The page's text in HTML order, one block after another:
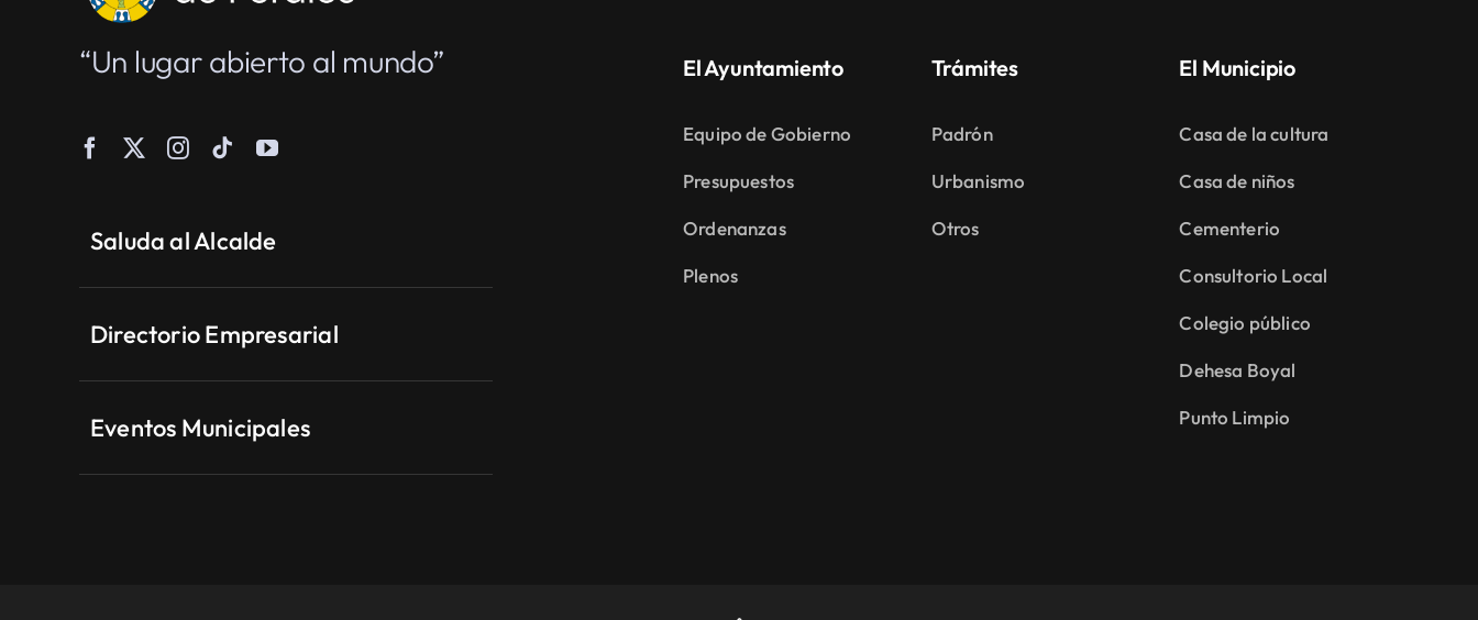
“Un lugar abierto al mundo”
Saluda al Alcalde
Directorio Empresarial
Eventos Municipales
El Ayuntamiento
Equipo de Gobierno
Presupuestos
Ordenanzas
Plenos
Trámites
Padrón
Urbanismo
Otros
El Municipio
Casa de la cultura
Casa de niños
Cementerio
Consultorio Local
Colegio público
Dehesa Boyal
Punto Limpio